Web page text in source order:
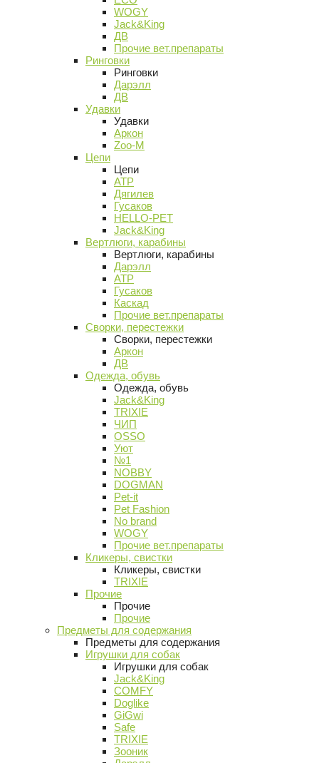
WOGY
Jack&King
ДВ
Прочие вет.препараты
Ринговки
Ринговки
Дарэлл
ДВ
Удавки
Удавки
Аркон
Zoo-M
Цепи
Цепи
АТР
Дягилев
Гусаков
HELLO-PET
Jack&King
Вертлюги, карабины
Вертлюги, карабины
Дарэлл
АТР
Гусаков
Каскад
Прочие вет.препараты
Сворки, перестежки
Сворки, перестежки
Аркон
ДВ
Одежда, обувь
Одежда, обувь
Jack&King
TRIXIE
ЧИП
OSSO
Уют
№1
NOBBY
DOGMAN
Pet-it
Pet Fashion
No brand
WOGY
Прочие вет.препараты
Кликеры, свистки
Кликеры, свистки
TRIXIE
Прочие
Прочие
Прочие
Предметы для содержания
Предметы для содержания
Игрушки для собак
Игрушки для собак
Jack&King
COMFY
Doglike
GiGwi
Safe
TRIXIE
Зооник